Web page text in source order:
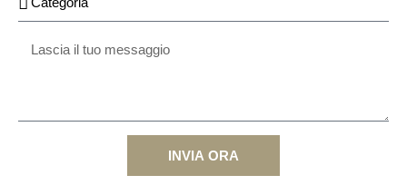
INVIA ORA